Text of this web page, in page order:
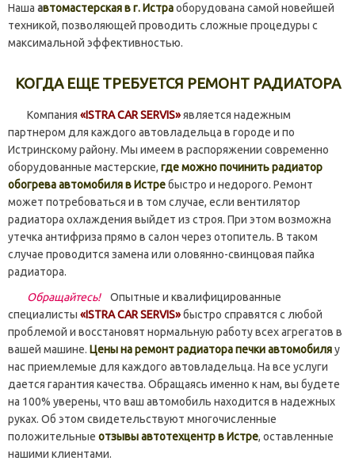
Наша автомастерская в г. Истраоборудована самой новейшей
техникой, позволяющей проводить сложные процедуры с
максимальной эффективностью.
КОГДА ЕЩЕ ТРЕБУЕТСЯ РЕМОНТ РАДИАТОРА
Компания «ISTRA CAR SERVIS»является надежным
партнером для каждого автовладельца в городе и по
Истринскому району. Мы имеем в распоряжении современно
оборудованные мастерские, где можно починить радиатор
обогрева автомобиля в Истребыстро и недорого. Ремонт
может потребоваться и в том случае, если вентилятор
радиатора охлаждения выйдет из строя. При этом возможна
утечка антифриза прямо в салон через отопитель. В таком
случае проводится замена или оловянно-свинцовая пайка
радиатора.
Обращайтесь!Опытные и квалифицированные
специалисты «ISTRA CAR SERVIS»быстро справятся с любой
проблемой и восстановят нормальную работу всех агрегатов в
вашей машине. Цены на ремонт радиатора печки автомобиляу
нас приемлемые для каждого автовладельца. На все услуги
дается гарантия качества. Обращаясь именно к нам, вы будете
на 100% уверены, что ваш автомобиль находится в надежных
руках. Об этом свидетельствуют многочисленные
положительные отзывы автотехцентр в Истре, оставленные
нашими клиентами.